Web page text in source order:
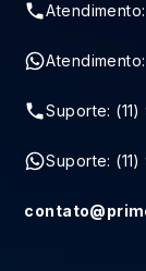
Suporte:
Suporte: